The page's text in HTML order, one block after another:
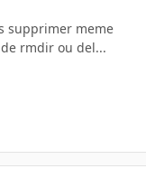
supprimer meme
rmdir ou del...